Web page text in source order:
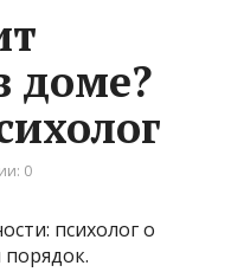
доме?
0
психолог о
порядок.